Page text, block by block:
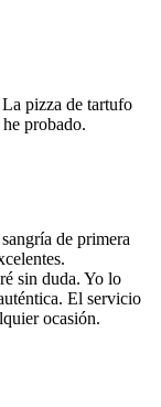
pizza de tartufo
probado.
de primera
sin duda. Yo lo
El servicio
ocasión.